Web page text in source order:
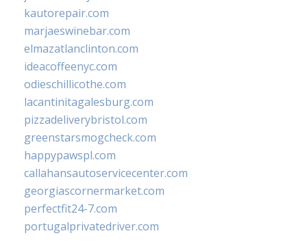
kautorepair.com
marjaeswinebar.com
elmazatlanclinton.com
ideacoffeenyc.com
odieschillicothe.com
lacantinitagalesburg.com
pizzadeliverybristol.com
greenstarsmogcheck.com
happypawspl.com
callahansautoservicecenter.com
georgiascornermarket.com
perfectfit24-7.com
portugalprivatedriver.com